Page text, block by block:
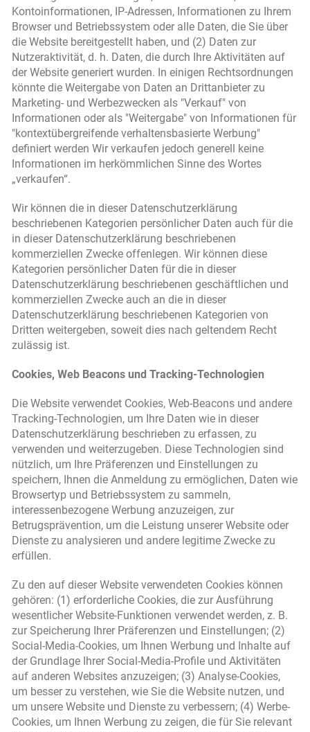
Kontoinformationen, IP-Adressen, Informationen zu Ihrem
Browser und Betriebssystem oder alle Daten, die Sie über
die Website bereitgestellt haben, und (2) Daten zur
Nutzeraktivität, d. h. Daten, die durch Ihre Aktivitäten auf
der Website generiert wurden. In einigen Rechtsordnungen
könnte die Weitergabe von Daten an Drittanbieter zu
Marketing- und Werbezwecken als "Verkauf" von
Informationen oder als "Weitergabe" von Informationen für
"kontextübergreifende verhaltensbasierte Werbung"
definiert werden Wir verkaufen jedoch generell keine
Informationen im herkömmlichen Sinne des Wortes
„verkaufen“.
Wir können die in dieser Datenschutzerklärung
beschriebenen Kategorien persönlicher Daten auch für die
in dieser Datenschutzerklärung beschriebenen
kommerziellen Zwecke offenlegen. Wir können diese
Kategorien persönlicher Daten für die in dieser
Datenschutzerklärung beschriebenen geschäftlichen und
kommerziellen Zwecke auch an die in dieser
Datenschutzerklärung beschriebenen Kategorien von
Dritten weitergeben, soweit dies nach geltendem Recht
zulässig ist.
Cookies, Web Beacons und Tracking-Technologien
Die Website verwendet Cookies, Web-Beacons und andere
Tracking-Technologien, um Ihre Daten wie in dieser
Datenschutzerklärung beschrieben zu erfassen, zu
verwenden und weiterzugeben. Diese Technologien sind
nützlich, um Ihre Präferenzen und Einstellungen zu
speichern, Ihnen die Anmeldung zu ermöglichen, Daten wie
Browsertyp und Betriebssystem zu sammeln,
interessenbezogene Werbung anzuzeigen, zur
Betrugsprävention, um die Leistung unserer Website oder
Dienste zu analysieren und andere legitime Zwecke zu
erfüllen.
Zu den auf dieser Website verwendeten Cookies können
gehören: (1) erforderliche Cookies, die zur Ausführung
wesentlicher Website-Funktionen verwendet werden, z. B.
zur Speicherung Ihrer Präferenzen und Einstellungen; (2)
Social-Media-Cookies, um Ihnen Werbung und Inhalte auf
der Grundlage Ihrer Social-Media-Profile und Aktivitäten
auf anderen Websites anzuzeigen; (3) Analyse-Cookies,
um besser zu verstehen, wie Sie die Website nutzen, und
um unsere Website und Dienste zu verbessern; (4) Werbe-
Cookies, um Ihnen Werbung zu zeigen, die für Sie relevant